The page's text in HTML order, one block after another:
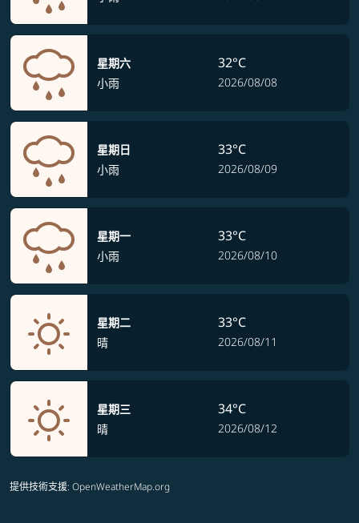
星期六
小雨
32°C
2026/08/08
星期日
小雨
33°C
2026/08/09
星期一
小雨
33°C
2026/08/10
星期二
晴
33°C
2026/08/11
星期三
晴
34°C
2026/08/12
提供技術支援: OpenWeatherMap.org